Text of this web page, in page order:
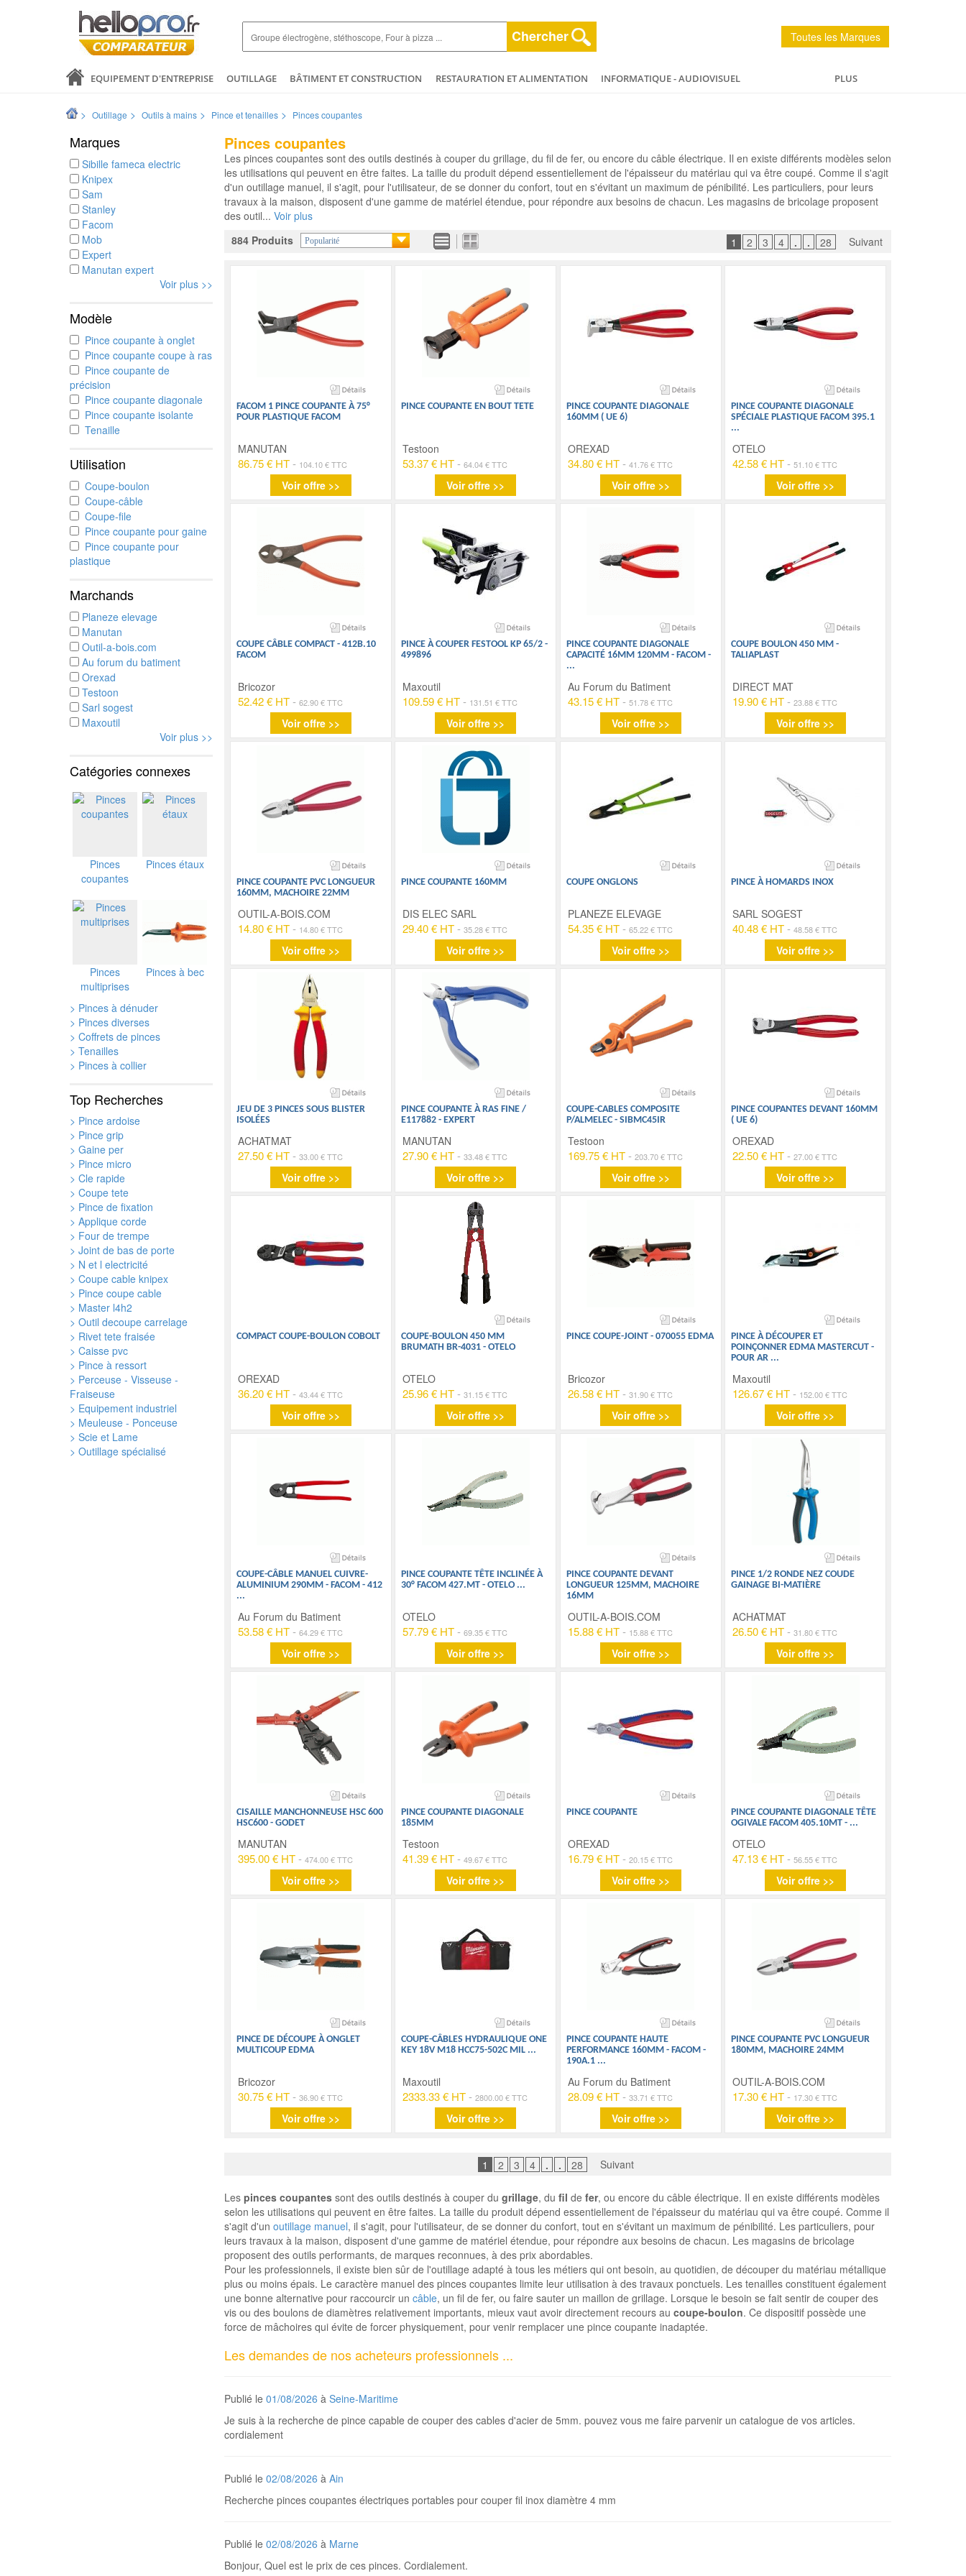
Chercher Toutes les Marques
EQUIPEMENT D'ENTREPRISE OUTILLAGE BÂTIMENT ET CONSTRUCTION RESTAURATION ET ALIMENTATION
INFORMATIQUE - AUDIOVISUEL
PLUS
> Outillage > Outils à mains > Pince et tenailles > Pinces coupantes
Marques
Sibille fameca electric
Knipex
Sam
Stanley
Facom
Mob
Expert
Manutan expert
Voir plus >>
Modèle
Pince coupante à onglet
Pince coupante coupe à ras
Pince coupante de
précision
Pince coupante diagonale
Pince coupante isolante
Tenaille
Utilisation
Coupe-boulon
Coupe-câble
Coupe-file
Pince coupante pour gaine
Pince coupante pour
plastique
Marchands
Planeze elevage
Manutan
Outil-a-bois.com
Au forum du batiment
Orexad
Testoon
Sarl sogest
Maxoutil
Voir plus >>
Catégories connexes
Pinces
coupantes
Pinces étaux
Pinces
multiprises
Pinces à bec
> Pinces à dénuder
> Pinces diverses
> Coffrets de pinces
> Tenailles
> Pinces à collier
Top Recherches
> Pince ardoise
> Pince grip
> Gaine per
> Pince micro
> Cle rapide
> Coupe tete
> Pince de fixation
> Applique corde
> Four de trempe
> Joint de bas de porte
> N et l electricité
> Coupe cable knipex
> Pince coupe cable
> Master l4h2
> Outil decoupe carrelage
> Rivet tete fraisée
> Caisse pvc
> Pince à ressort
> Perceuse - Visseuse -
Fraiseuse
> Equipement industriel
> Meuleuse - Ponceuse
> Scie et Lame
> Outillage spécialisé
Pinces coupantes
Les pinces coupantes sont des outils destinés à couper du grillage, du fil de fer, ou encore du câble électrique. Il en existe différents modèles selon
les utilisations qui peuvent en être faites. La taille du produit dépend essentiellement de l'épaisseur du matériau qui va être coupé. Comme il s'agit
d'un outillage manuel, il s'agit, pour l'utilisateur, de se donner du confort, tout en s'évitant un maximum de pénibilité. Les particuliers, pour leurs
travaux à la maison, disposent d'une gamme de matériel étendue, pour répondre aux besoins de chacun. Les magasins de bricolage proposent
des outil...Voir plus
884 Produits
Popularité 1 2 3 4 . . 28 Suivant
FACOM 1 PINCE COUPANTE À 75°
POUR PLASTIQUE FACOM
MANUTAN
86.75 € HT - 104.10 € TTC
Voir offre >>
PINCE COUPANTE EN BOUT TETE
Testoon
53.37 € HT-64.04 € TTC
Voir offre >>
PINCE COUPANTE DIAGONALE
160MM ( UE 6)
OREXAD
34.80 € HT - 41.76 € TTC
Voir offre >>
PINCE COUPANTE DIAGONALE
SPÉCIALE PLASTIQUE FACOM 395.1
...
OTELO
42.58 € HT-51.10 € TTC
Voir offre >>
COUPE CÂBLE COMPACT - 412B.10
FACOM
Bricozor
52.42 € HT - 62.90 € TTC
Voir offre >>
PINCE À COUPER FESTOOL KP 65/2 -
499896
Maxoutil
109.59 € HT- 131.51 € TTC
Voir offre >>
PINCE COUPANTE DIAGONALE
CAPACITÉ 16MM 120MM - FACOM -
...
Au Forum du Batiment
43.15 € HT - 51.78 € TTC
Voir offre >>
COUPE BOULON 450 MM -
TALIAPLAST
DIRECT MAT
19.90 € HT-23.88 € TTC
Voir offre >>
PINCE COUPANTE PVC LONGUEUR
160MM, MACHOIRE 22MM
OUTIL-A-BOIS.COM
14.80 € HT - 14.80 € TTC
Voir offre >>
PINCE COUPANTE 160MM
DIS ELEC SARL
29.40 € HT-35.28 € TTC
Voir offre >>
COUPE ONGLONS
PLANEZE ELEVAGE
54.35 € HT - 65.22 € TTC
Voir offre >>
PINCE À HOMARDS INOX
SARL SOGEST
40.48 € HT-48.58 € TTC
Voir offre >>
JEU DE 3 PINCES SOUS BLISTER
ISOLÉES
ACHATMAT
27.50 € HT - 33.00 € TTC
Voir offre >>
PINCE COUPANTE À RAS FINE /
E117882 - EXPERT
MANUTAN
27.90 € HT-33.48 € TTC
Voir offre >>
COUPE-CABLES COMPOSITE
P/ALMELEC - SIBMC45IR
Testoon
169.75 € HT - 203.70 € TTC
Voir offre >>
PINCE COUPANTES DEVANT 160MM
( UE 6)
OREXAD
22.50 € HT-27.00 € TTC
Voir offre >>
COMPACT COUPE-BOULON COBOLT
OREXAD
36.20 € HT - 43.44 € TTC
Voir offre >>
COUPE-BOULON 450 MM
BRUMATH BR-4031 - OTELO
OTELO
25.96 € HT-31.15 € TTC
Voir offre >>
PINCE COUPE-JOINT - 070055 EDMA
Bricozor
26.58 € HT - 31.90 € TTC
Voir offre >>
PINCE À DÉCOUPER ET
POINÇONNER EDMA MASTERCUT -
POUR AR ...
Maxoutil
126.67 € HT- 152.00 € TTC
Voir offre >>
COUPE-CÂBLE MANUEL CUIVRE-
ALUMINIUM 290MM - FACOM - 412
...
Au Forum du Batiment
53.58 € HT - 64.29 € TTC
Voir offre >>
PINCE COUPANTE TÊTE INCLINÉE À
30° FACOM 427.MT - OTELO ...
OTELO
57.79 € HT-69.35 € TTC
Voir offre >>
PINCE COUPANTE DEVANT
LONGUEUR 125MM, MACHOIRE
16MM
OUTIL-A-BOIS.COM
15.88 € HT - 15.88 € TTC
Voir offre >>
PINCE 1/2 RONDE NEZ COUDE
GAINAGE BI-MATIÈRE
ACHATMAT
26.50 € HT-31.80 € TTC
Voir offre >>
CISAILLE MANCHONNEUSE HSC 600
HSC600 - GODET
MANUTAN
395.00 € HT - 474.00 € TTC
Voir offre >>
PINCE COUPANTE DIAGONALE
185MM
Testoon
41.39 € HT-49.67 € TTC
Voir offre >>
PINCE COUPANTE
OREXAD
16.79 € HT - 20.15 € TTC
Voir offre >>
PINCE COUPANTE DIAGONALE TÊTE
OGIVALE FACOM 405.10MT - ...
OTELO
47.13 € HT-56.55 € TTC
Voir offre >>
PINCE DE DÉCOUPE À ONGLET
MULTICOUP EDMA
Bricozor
30.75 € HT - 36.90 € TTC
Voir offre >>
COUPE-CÂBLES HYDRAULIQUE ONE
KEY 18V M18 HCC75-502C MIL ...
Maxoutil
2333.33 € HT-2800.00 € TTC
Voir offre >>
PINCE COUPANTE HAUTE
PERFORMANCE 160MM - FACOM -
190A.1 ...
Au Forum du Batiment
28.09 € HT - 33.71 € TTC
Voir offre >>
PINCE COUPANTE PVC LONGUEUR
180MM, MACHOIRE 24MM
OUTIL-A-BOIS.COM
17.30 € HT- 17.30 € TTC
Voir offre >>
1 2 3 4 . . 28 Suivant
Lespinces coupantes sont des outils destinés à couper dugrillage, dufil defer, ou encore du câble électrique. Il en existe différents modèles
selon les utilisations qui peuvent en être faites. La taille du produit dépend essentiellement de l'épaisseur du matériau qui va être coupé. Comme il
s'agit d'unoutillage manuel, il s'agit, pour l'utilisateur, de se donner du confort, tout en s'évitant un maximum de pénibilité. Les particuliers, pour
leurs travaux à la maison, disposent d'une gamme de matériel étendue, pour répondre aux besoins de chacun. Les magasins de bricolage
proposent des outils performants, de marques reconnues, à des prix abordables.
Pour les professionnels, il existe bien sûr de l'outillage adapté à tous les métiers qui ont besoin, au quotidien, de découper du matériau métallique
plus ou moins épais. Le caractère manuel des pinces coupantes limite leur utilisation à des travaux ponctuels. Les tenailles constituent également
une bonne alternative pour raccourcir uncâble, un fil de fer, ou faire sauter un maillon de grillage. Lorsque le besoin se fait sentir de couper des
vis ou des boulons de diamètres relativement importants, mieux vaut avoir directement recours aucoupe-boulon. Ce dispositif possède une
force de mâchoires qui évite de forcer physiquement, pour venir remplacer une pince coupante inadaptée.
Les demandes de nos acheteurs professionnels ...
Publié le01/08/2026 àSeine-Maritime
Je suis à la recherche de pince capable de couper des cables d'acier de 5mm. pouvez vous me faire parvenir un catalogue de vos articles.
cordialement
Publié le02/08/2026 àAin
Recherche pinces coupantes électriques portables pour couper fil inox diamètre 4 mm
Publié le02/08/2026 à Marne
Bonjour, Quel est le prix de ces pinces. Cordialement.